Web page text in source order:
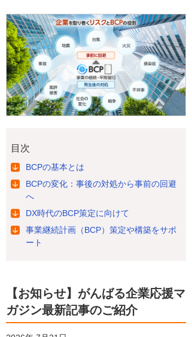
目次
BCPの基本とは
BCPの変化：事後の対処から事前の回避
へ
DX時代のBCP策定に向けて
事業継続計画（BCP）策定や構築をサポ
ート
【お知らせ】がんばる企業応援マ
ガジン最新記事のご紹介